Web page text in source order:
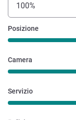
100%
Posizione
Camera
Servizio